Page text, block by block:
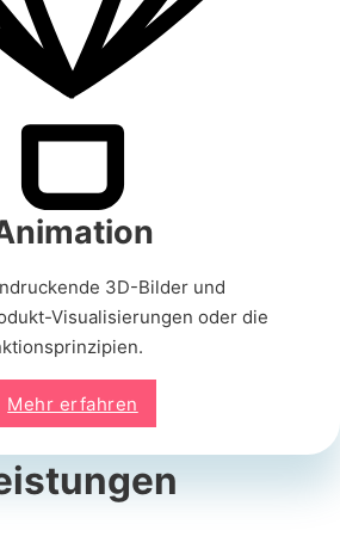
3D-Bilder und
Visualisierungen oder die
Mehr erfahren